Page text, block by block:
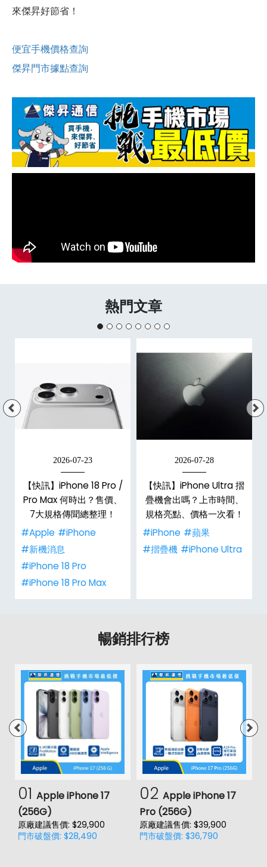
來傑昇好節省！
便宜手機價格查詢
傑昇門市據點查詢
熱門文章
2026-07-23
【快訊】iPhone 18 Pro /
Pro Max 何時出？售價、
7大規格傳聞總整理！
#Apple #iPhone
#新機消息
#iPhone 18 Pro
#iPhone 18 Pro Max
2026-07-28
【快訊】iPhone Ultra 摺
疊機會出嗎？上市時間、
規格亮點、價格一次看！
#iPhone #蘋果
#摺疊機 #iPhone Ultra
暢銷排行榜
01 Apple iPhone 17
(256G)
原廠建議售價: $29,900
門市破盤價: $28,490
02 Apple iPhone 17
Pro (256G)
原廠建議售價: $39,900
門市破盤價: $36,790